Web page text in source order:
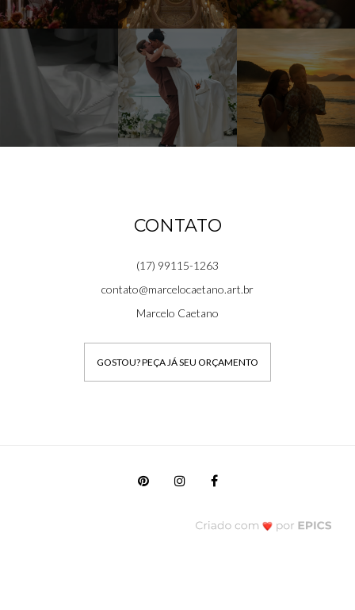
CONTATO
(17) 99115-1263
contato@marcelocaetano.art.br
Marcelo Caetano
GOSTOU? PEÇA JÁ SEU ORÇAMENTO